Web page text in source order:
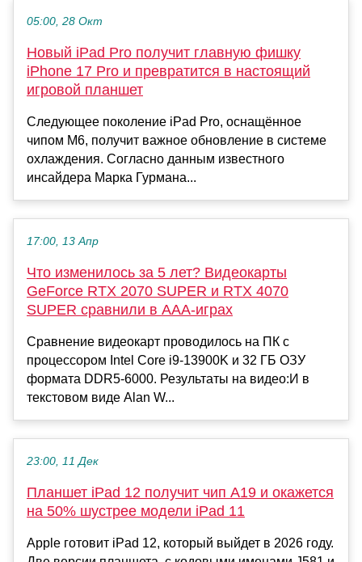
05:00, 28 Окт
Новый iPad Pro получит главную фишку
iPhone 17 Pro и превратится в настоящий
игровой планшет
Следующее поколение iPad Pro, оснащённое
чипом M6, получит важное обновление в системе
охлаждения. Согласно данным известного
инсайдера Марка Гурмана...
17:00, 13 Апр
Что изменилось за 5 лет? Видеокарты
GeForce RTX 2070 SUPER и RTX 4070
SUPER сравнили в ААА-играх
Сравнение видеокарт проводилось на ПК с
процессором Intel Core i9-13900K и 32 ГБ ОЗУ
формата DDR5-6000. Результаты на видео:И в
текстовом виде Alan W...
23:00, 11 Дек
Планшет iPad 12 получит чип A19 и окажется
на 50% шустрее модели iPad 11
Apple готовит iPad 12, который выйдет в 2026 году.